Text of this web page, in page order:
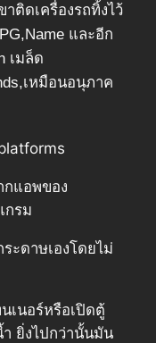
าติดเครื่องรถทิ้งไว้
และอีก
เมล็ด
เหมือนอนุภาค
กแอพของ
กรม
ะดาษเองโดยไม่
เนอร์หรือเปิดตู้
ยิ่งไปกว่านั้นมัน